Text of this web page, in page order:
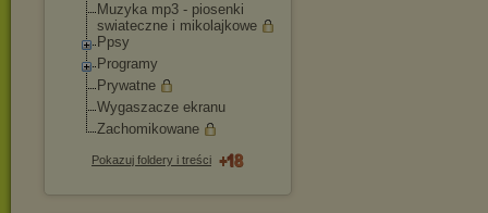
Muzyka mp3 - piosenki
swiateczne i mikolajkowe
Ppsy
Programy
Prywatne
Wygaszacze ekranu
Zachomikowane
Pokazuj foldery i treści